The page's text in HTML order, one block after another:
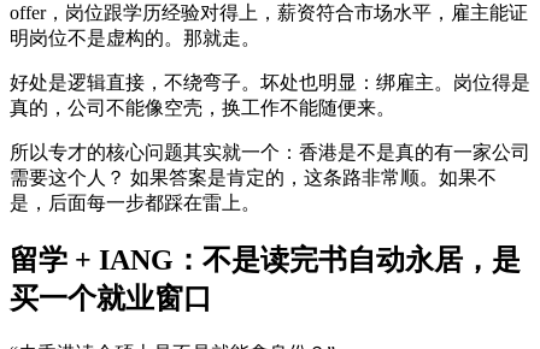
offer，岗位跟学历经验对得上，薪资符合市场水平，雇主能证
明岗位不是虚构的。那就走。
好处是逻辑直接，不绕弯子。坏处也明显：绑雇主。岗位得是
真的，公司不能像空壳，换工作不能随便来。
所以专才的核心问题其实就一个：香港是不是真的有一家公司
需要这个人？ 如果答案是肯定的，这条路非常顺。如果不
是，后面每一步都踩在雷上。
留学 + IANG：不是读完书自动永居，是
买一个就业窗口